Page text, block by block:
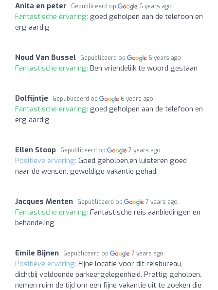
Anita en peter Gepubliceerd op 6 years ago
Fantastische ervaring: goed geholpen aan de telefoon en
erg aardig
Noud Van Bussel Gepubliceerd op 6 years ago
Fantastische ervaring: Ben vriendelijk te woord gestaan
Dolfijntje Gepubliceerd op 6 years ago
Fantastische ervaring: goed geholpen aan de telefoon en
erg aardig
Ellen Stoop Gepubliceerd op 7 years ago
Positieve ervaring: Goed geholpen,en luisteren goed
naar de wensen, geweldige vakantie gehad.
Jacques Menten Gepubliceerd op 7 years ago
Fantastische ervaring: Fantastische reis aanbiedingen en
behandeling
Emile Bijnen Gepubliceerd op 7 years ago
Positieve ervaring: Fijne locatie voor dit reisbureau,
dichtbij voldoende parkeergelegenheid. Prettig geholpen,
nemen ruim de tijd om een fijne vakantie uit te zoeken die